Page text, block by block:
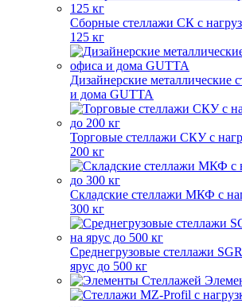
Сборные стеллажи СК с
125 кг
Дизайнерские металлические
и дома GUTTA
Торговые стеллажи СКУ с
200 кг
Складские стеллажи МКФ с
300 кг
Среднегрузовые стеллажи
ярус до 500 кг